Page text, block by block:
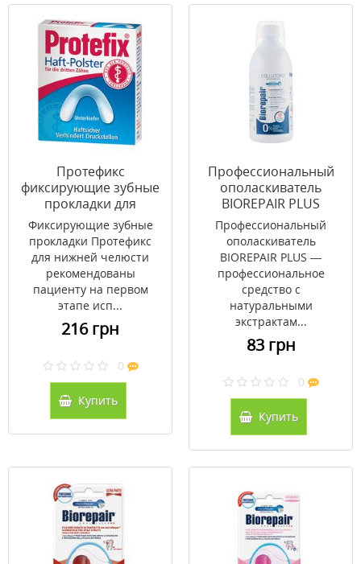
Протефикс
фиксирующие зубные
прокладки для
протезов (нижняя
челюсть) №30
Фиксирующие зубные
прокладки Протефикс
для нижней челюсти
рекомендованы
пациенту на первом
этапе исп...
216 грн
0
Купить
Профессиональный
ополаскиватель
BIOREPAIR PLUS
Профессиональное
восстановление и
защита 40 мл
Профессиональный
ополаскиватель
BIOREPAIR PLUS —
профессиональное
средство с
натуральными
экстрактам...
83 грн
0
Купить